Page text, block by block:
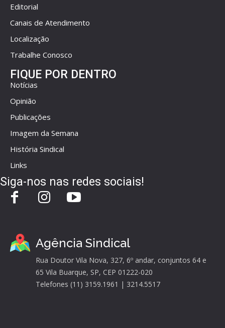
Editorial
Canais de Atendimento
Localização
Trabalhe Conosco
FIQUE POR DENTRO
Notícias
Opinião
Publicações
Imagem da Semana
História Sindical
Links
Siga-nos nas redes sociais!
Agência Sindical
Rua Doutor Vila Nova, 327, 6º andar, conjuntos 64 e
65 Vila Buarque, SP, CEP 01222-020
Telefones (11) 3159.1961 | 3214.5517